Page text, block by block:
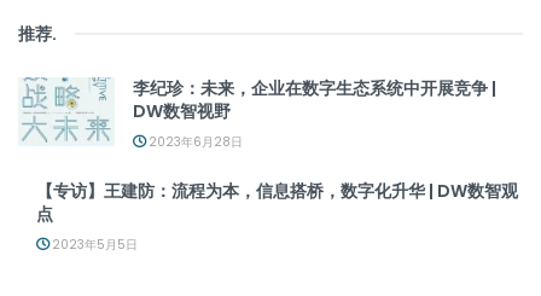
推荐.
李纪珍：未来，企业在数字生态系统中开展竞争 |
DW数智视野
2023年6月28日
【专访】王建防：流程为本，信息搭桥，数字化升华 | DW数智观
点
2023年5月5日